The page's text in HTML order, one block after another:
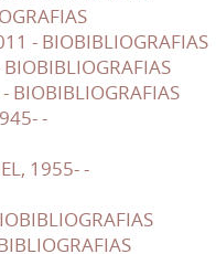
- BIOBIBLIOGRAFIAS
BIOBIBLIOGRAFIAS
-
1955- -